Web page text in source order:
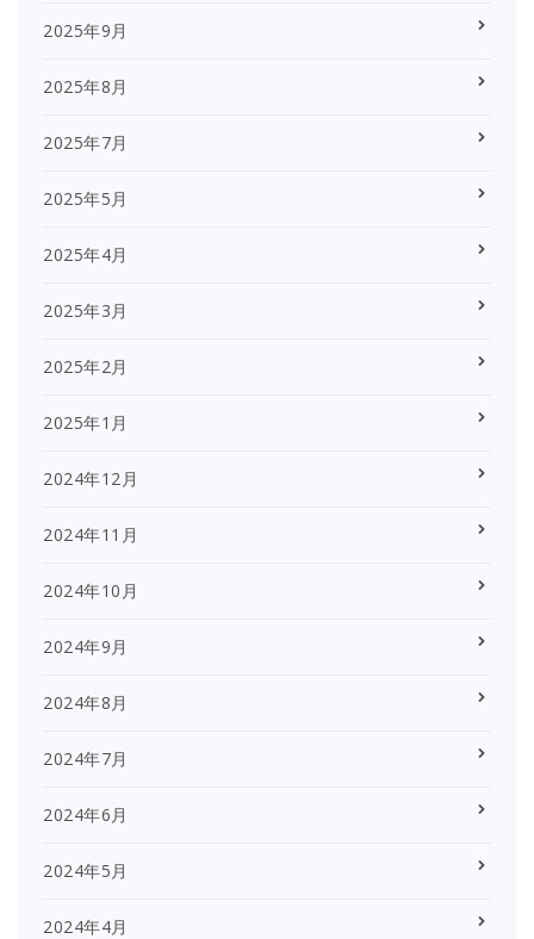
2025年9月
2025年8月
2025年7月
2025年5月
2025年4月
2025年3月
2025年2月
2025年1月
2024年12月
2024年11月
2024年10月
2024年9月
2024年8月
2024年7月
2024年6月
2024年5月
2024年4月